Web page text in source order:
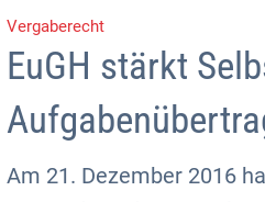
Vergaberecht
EuGH stärkt
Am 21. Dezember 2016